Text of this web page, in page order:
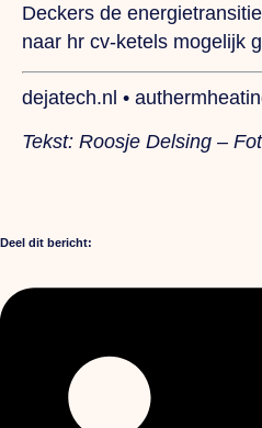
Deckers de
naar hr cv-ketels mogelijk
dejatech.nl •
Tekst: Roosje Delsing –
Deel dit bericht: